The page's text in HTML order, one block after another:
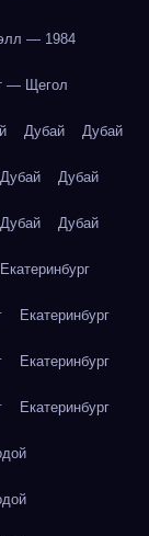
— 1984
— Щегол
Дубай Дубай
Дубай Дубай
Дубай Дубай
Екатеринбург
Екатеринбург
Екатеринбург
Екатеринбург